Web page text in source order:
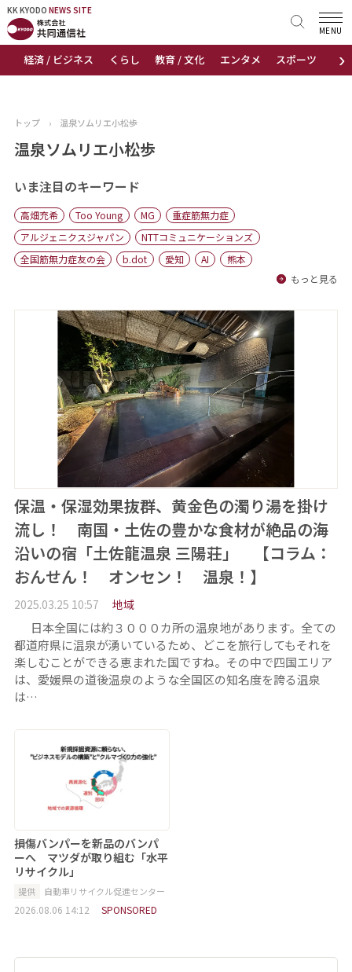
KK KYODO NEWS SITE
›
経済 / ビジネス くらし 教育 / 文化 エンタメ スポーツ 地域
MENU
KK KYODONEWS SITE
トップページ
ニュース
おすすめコンテンツ
出版物
会社概要
トップ › 温泉ソムリエ小松歩
温泉ソムリエ小松歩
いま注目のキーワード
高畑充希 Too Young MG
重症筋無力症
アルジェニクスジャパン
NTTコミュニケーションズ
全国筋無力症友の会
b.dot 愛知 AI
熊本
もっと見る
保温・保湿効果抜群、黄金色の濁り湯を掛け
流し！ 南国・土佐の豊かな食材が絶品の海
沿いの宿「土佐龍温泉 三陽荘」 【コラム：
おんせん！ オンセン！ 温泉！】
2025.03.25 10:57 地域
日本全国には約３０００カ所の温泉地があります。全ての
都道府県に温泉が湧いているため、どこを旅行してもそれを
楽しむことができる恵まれた国ですね。その中で四国エリア
は、愛媛県の道後温泉のような全国区の知名度を誇る温泉
は…
損傷バンパーを新品のバンパ
ーへ マツダが取り組む「水平
リサイクル」
提供 自動車リサイクル促進センター
2026.08.06 14:12 SPONSORED